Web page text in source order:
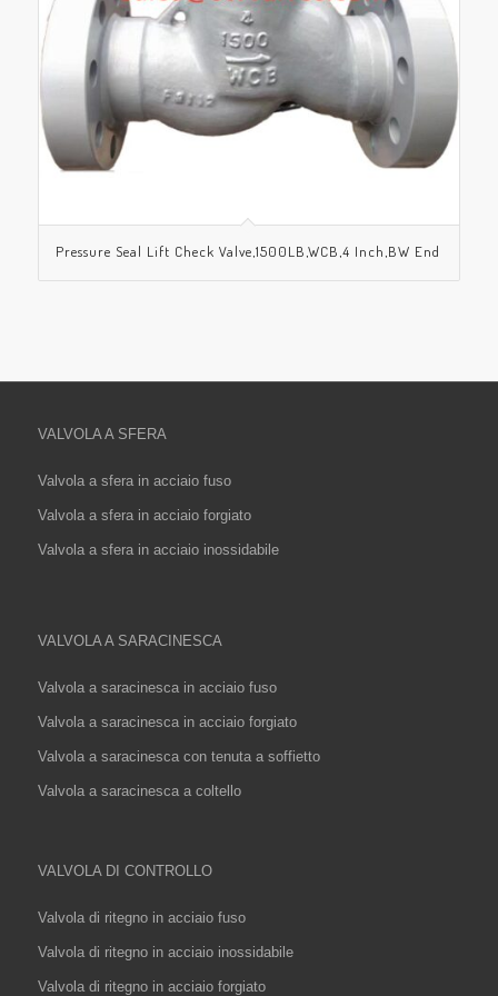
Pressure Seal Lift Check Valve,1500LB,WCB,4 Inch,BW End
VALVOLA A SFERA
Valvola a sfera in acciaio fuso
Valvola a sfera in acciaio forgiato
Valvola a sfera in acciaio inossidabile
VALVOLA A SARACINESCA
Valvola a saracinesca in acciaio fuso
Valvola a saracinesca in acciaio forgiato
Valvola a saracinesca con tenuta a soffietto
Valvola a saracinesca a coltello
VALVOLA DI CONTROLLO
Valvola di ritegno in acciaio fuso
Valvola di ritegno in acciaio inossidabile
Valvola di ritegno in acciaio forgiato